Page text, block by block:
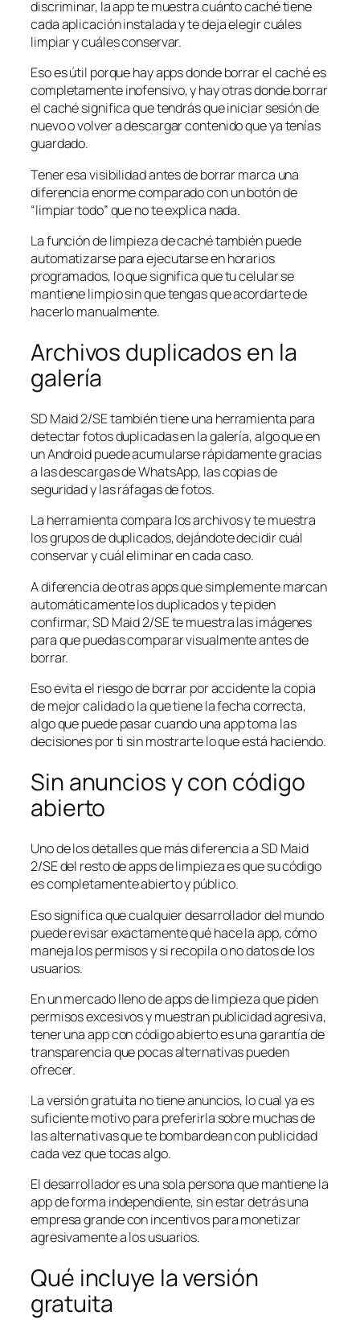
discriminar, la app te muestra cuánto caché tiene
cada aplicación instalada y te deja elegir cuáles
limpiar y cuáles conservar.
Eso es útil porque hay apps donde borrar el caché es
completamente inofensivo, y hay otras donde borrar
el caché significa que tendrás que iniciar sesión de
nuevo o volver a descargar contenido que ya tenías
guardado.
Tener esa visibilidad antes de borrar marca una
diferencia enorme comparado con un botón de
“limpiar todo” que no te explica nada.
La función de limpieza de caché también puede
automatizarse para ejecutarse en horarios
programados, lo que significa que tu celular se
mantiene limpio sin que tengas que acordarte de
hacerlo manualmente.
Archivos duplicados en la
galería
SD Maid 2/SE también tiene una herramienta para
detectar fotos duplicadas en la galería, algo que en
un Android puede acumularse rápidamente gracias
a las descargas de WhatsApp, las copias de
seguridad y las ráfagas de fotos.
La herramienta compara los archivos y te muestra
los grupos de duplicados, dejándote decidir cuál
conservar y cuál eliminar en cada caso.
A diferencia de otras apps que simplemente marcan
automáticamente los duplicados y te piden
confirmar, SD Maid 2/SE te muestra las imágenes
para que puedas comparar visualmente antes de
borrar.
Eso evita el riesgo de borrar por accidente la copia
de mejor calidad o la que tiene la fecha correcta,
algo que puede pasar cuando una app toma las
decisiones por ti sin mostrarte lo que está haciendo.
Sin anuncios y con código
abierto
Uno de los detalles que más diferencia a SD Maid
2/SE del resto de apps de limpieza es que su código
es completamente abierto y público.
Eso significa que cualquier desarrollador del mundo
puede revisar exactamente qué hace la app, cómo
maneja los permisos y si recopila o no datos de los
usuarios.
En un mercado lleno de apps de limpieza que piden
permisos excesivos y muestran publicidad agresiva,
tener una app con código abierto es una garantía de
transparencia que pocas alternativas pueden
ofrecer.
La versión gratuita no tiene anuncios, lo cual ya es
suficiente motivo para preferirla sobre muchas de
las alternativas que te bombardean con publicidad
cada vez que tocas algo.
El desarrollador es una sola persona que mantiene la
app de forma independiente, sin estar detrás una
empresa grande con incentivos para monetizar
agresivamente a los usuarios.
Qué incluye la versión
gratuita